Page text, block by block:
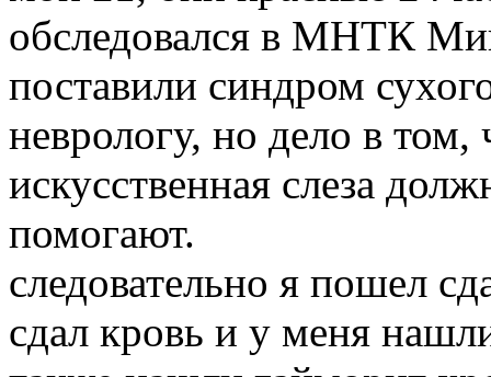
обследовался в МНТК
поставили синдром
неврологу, но дело в том,
искусственная слеза
помогают.
следовательно я пошел
сдал кровь и у меня